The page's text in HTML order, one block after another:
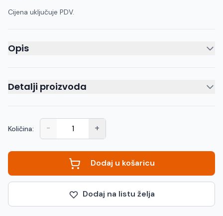
Cijena uključuje PDV.
Opis
Detalji proizvoda
Količina: - +
Dodaj u košaricu
Dodaj na listu želja